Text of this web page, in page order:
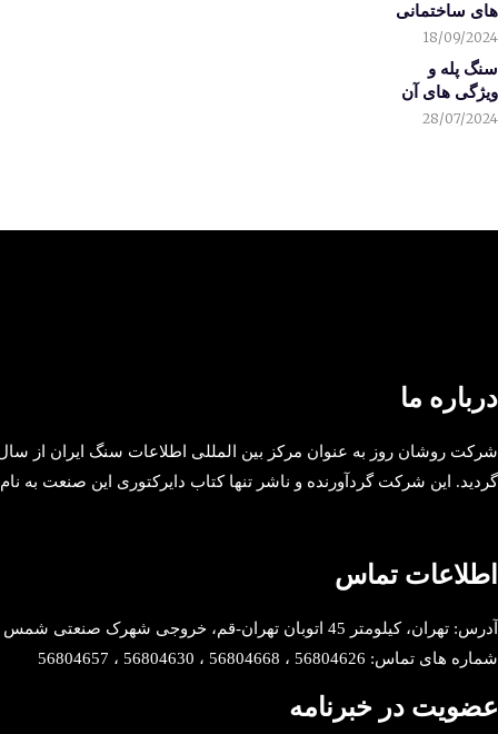
های ساختمانی
18/09/2024
سنگ پله و
ویژگی های آن
28/07/2024
درباره ما
گردید. این شرکت گردآورنده و ناشر تنها کتاب دایرکتوری این صنعت
اطلاعات تماس
آدرس: تهران، کیلومتر 45 اتوبان تهران-قم، خروجی شهرک صنعتی شمس آباد، ابتدای بلوار امام خمینی، کوچه ایران خودرو، پلاک یک، واحد یک
شماره های تماس: 56804626 ، 56804668 ، 56804630 ، 56804657
عضویت در خبرنامه